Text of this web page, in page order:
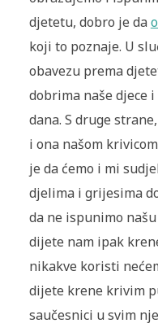
djetetu, dobro je da
koji to poznaje. U
obavezu prema
dobrima naše djece
dana. S druge
i ona našom
je da ćemo i mi
djelima i grijesima
da ne ispunimo
dijete nam ipak
nikakve koristi
dijete krene krivim
saučesnici u svim